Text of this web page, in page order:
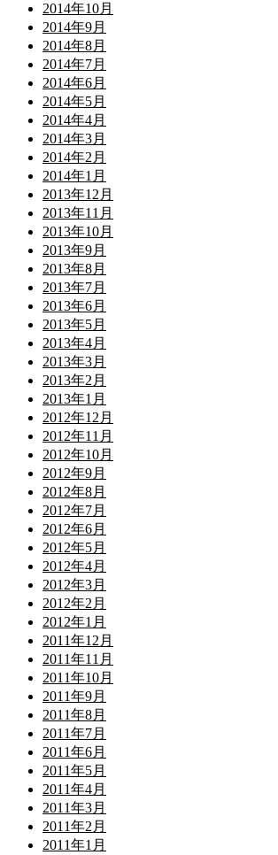
2014年10月
2014年9月
2014年8月
2014年7月
2014年6月
2014年5月
2014年4月
2014年3月
2014年2月
2014年1月
2013年12月
2013年11月
2013年10月
2013年9月
2013年8月
2013年7月
2013年6月
2013年5月
2013年4月
2013年3月
2013年2月
2013年1月
2012年12月
2012年11月
2012年10月
2012年9月
2012年8月
2012年7月
2012年6月
2012年5月
2012年4月
2012年3月
2012年2月
2012年1月
2011年12月
2011年11月
2011年10月
2011年9月
2011年8月
2011年7月
2011年6月
2011年5月
2011年4月
2011年3月
2011年2月
2011年1月